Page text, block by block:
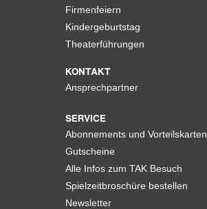
Firmenfeiern
Kindergeburtstag
Theaterführungen
KONTAKT
Ansprechpartner
SERVICE
Abonnements und Vorteilskarten
Gutscheine
Alle Infos zum TAK Besuch
Spielzeitbroschüre bestellen
Newsletter